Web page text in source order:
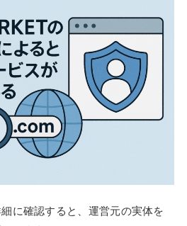
に確認すると、運営元の実体を